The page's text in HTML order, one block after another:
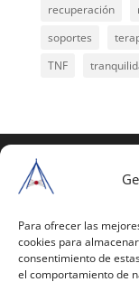
Para ofrecer las
cookies para
consentimiento de
el comportamiento de
recuperación
soportes
TNF
estas